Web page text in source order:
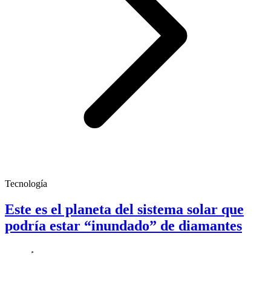
Tecnología
Este es el planeta del sistema solar que
podría estar “inundado” de diamantes